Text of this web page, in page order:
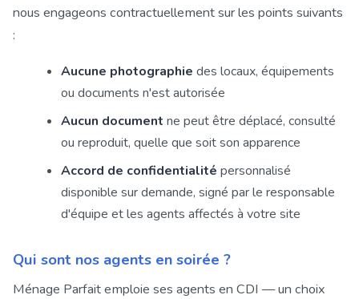
nous engageons contractuellement sur les points suivants
:
Aucune photographie des locaux, équipements
ou documents n'est autorisée
Aucun document ne peut être déplacé, consulté
ou reproduit, quelle que soit son apparence
Accord de confidentialité personnalisé
disponible sur demande, signé par le responsable
d'équipe et les agents affectés à votre site
Qui sont nos agents en soirée ?
Ménage Parfait emploie ses agents en CDI — un choix